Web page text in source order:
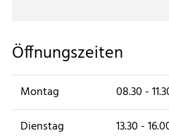
Öffnungszeiten
Montag
08.30 -
Dienstag
13.30 -